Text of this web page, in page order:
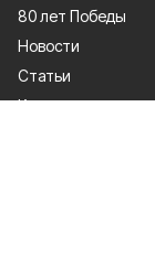
80 лет Победы
Новости
Статьи
Культура